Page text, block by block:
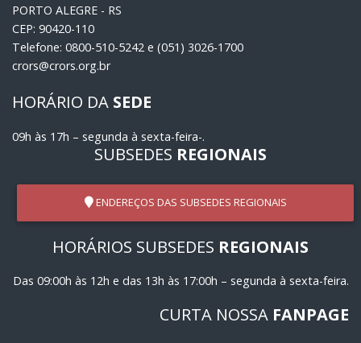
PORTO ALEGRE - RS
CEP: 90420-110
Telefone: 0800-510-5242 e (051) 3026-1700
crors@crors.org.br
HORÁRIO DA SEDE
09h às 17h – segunda à sexta-feira-.
SUBSEDES REGIONAIS
ENDEREÇOS DAS SUBSEDES REGIONAIS
HORÁRIOS SUBSEDES REGIONAIS
Das 09:00h às 12h e das 13h às 17:00h – segunda à sexta-feira.
CURTA NOSSA FANPAGE